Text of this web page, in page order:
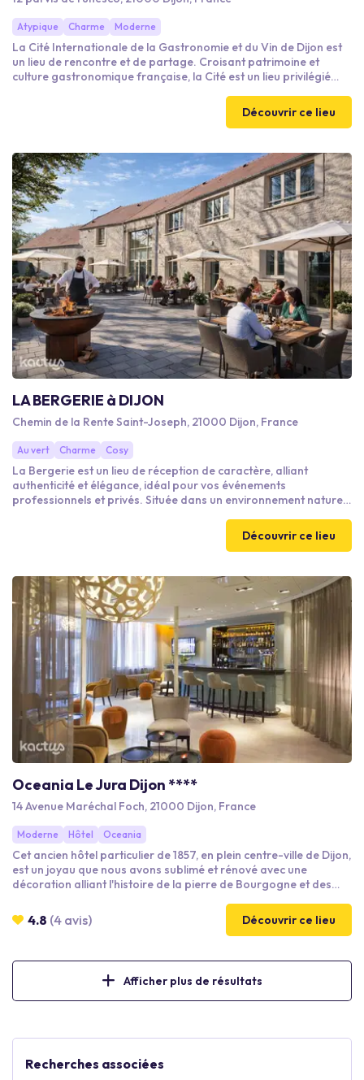
Recherches associées
Atypique Charme Moderne
La Cité Internationale de la Gastronomie et du Vin de Dijon est
un lieu de rencontre et de partage. Croisant patrimoine et
culture gastronomique française, la Cité est un lieu privilégié
enrichissent votre vision et celle de vos invités ! Organisez votre
espaces sur la Route des Grands Crus.
Découvrir ce lieu
LA BERGERIE à DIJON
Chemin de la Rente Saint-Joseph, 21000 Dijon, France
Au vert Charme Cosy
La Bergerie est un lieu de réception de caractère, alliant
authenticité et élégance, idéal pour vos événements
professionnels et privés. Située dans un environnement naturel
la convivialité, à la réflexion et à la cohésion d’équipe.
Découvrir ce lieu
Oceania Le Jura Dijon ****
14 Avenue Maréchal Foch, 21000 Dijon, France
Moderne Hôtel Oceania
Cet ancien hôtel particulier de 1857, en plein centre-ville de Dijon,
est un joyau que nous avons sublimé et rénové avec une
décoration alliant l'histoire de la pierre de Bourgogne et des
4.8 (4 avis) Découvrir ce lieu
Afficher plus de résultats